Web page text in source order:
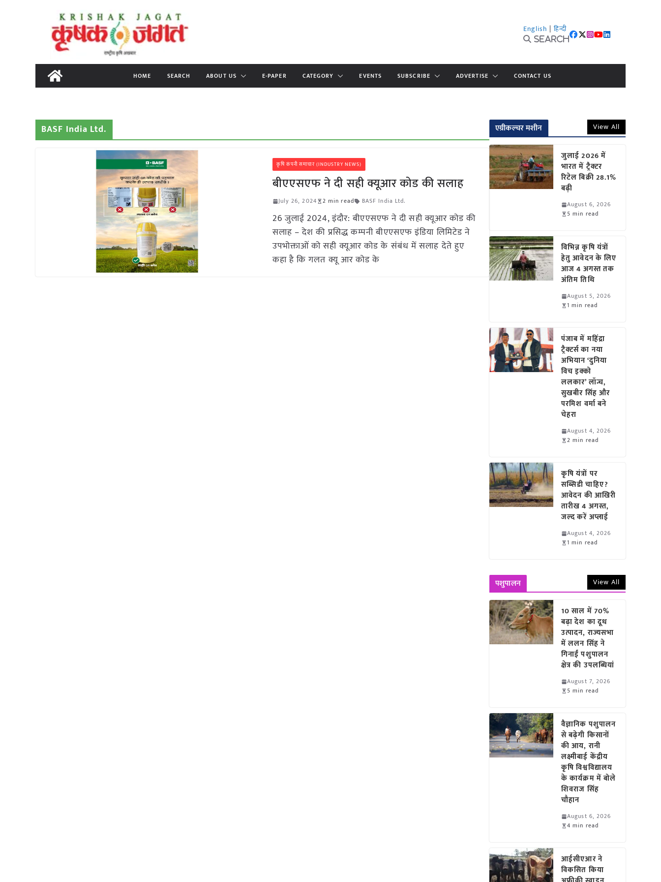
content
English | हिन्दी
Search
HOME SEARCH ABOUT US E-PAPER CATEGORY EVENTS SUBSCRIBE ADVERTISE CONTACT US
BASF India Ltd.
कृषि कंपनी समाचार (INDUSTRY NEWS)
बीएएसएफ ने दी सही क्यूआर कोड की सलाह
July 26, 2024 2 min read BASF India Ltd.
26 जुलाई 2024, इंदौर: बीएएसएफ ने दी सही क्यूआर कोड की
सलाह – देश की प्रसिद्ध कम्पनी बीएएसएफ इंडिया लिमिटेड ने
उपभोक्ताओं को सही क्यूआर कोड के संबंध में सलाह देते हुए
कहा है कि गलत क्यू आर कोड के
एग्रीकल्चर मशीन View All
जुलाई 2026 में
भारत में ट्रैक्टर
रिटेल बिक्री 28.1%
बढ़ी
August 6, 2026
5 min read
विभिन्न कृषि यंत्रों
हेतु आवेदन के लिए
आज 4 अगस्त तक
अंतिम तिथि
August 5, 2026
1 min read
पंजाब में महिंद्रा
ट्रैक्टर्स का नया
अभियान ‘दुनिया
विच इक्को
ललकार’ लॉन्च,
सुखबीर सिंह और
परमिश वर्मा बने
चेहरा
August 4, 2026
2 min read
कृषि यंत्रों पर
सब्सिडी चाहिए?
आवेदन की आखिरी
तारीख 4 अगस्त,
जल्द करें अप्लाई
August 4, 2026
1 min read
पशुपालन View All
10 साल में 70%
बढ़ा देश का दूध
उत्पादन, राज्यसभा
में ललन सिंह ने
गिनाईं पशुपालन
क्षेत्र की उपलब्धियां
August 7, 2026
5 min read
वैज्ञानिक पशुपालन
से बढ़ेगी किसानों
की आय, रानी
लक्ष्मीबाई केंद्रीय
कृषि विश्वविद्यालय
के कार्यक्रम में बोले
शिवराज सिंह
चौहान
August 6, 2026
4 min read
आईसीएआर ने
विकसित किया